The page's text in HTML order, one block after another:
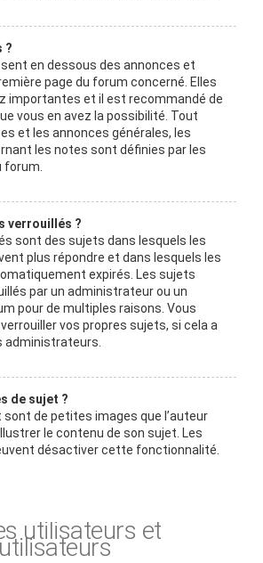
?
en dessous des annonces et
page du forum concerné. Elles
importantes et il est recommandé de
vous en avez la possibilité. Tout
et les annonces générales, les
les notes sont définies par les
verrouillés ?
sont des sujets dans lesquels les
plus répondre et dans lesquels les
expirés. Les sujets
par un administrateur ou un
pour de multiples raisons. Vous
vos propres sujets, si cela a
administrateurs.
de sujet ?
sont de petites images que l’auteur
le contenu de son sujet. Les
désactiver cette fonctionnalité.
utilisateurs et